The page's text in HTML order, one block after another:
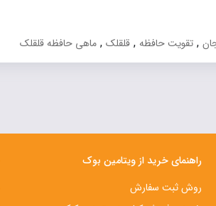
, تقویت حافظه , قلقلک , ماهی حافظه قلقلک
راهنمای خرید از ویتامین بوک
روش ثبت سفارش